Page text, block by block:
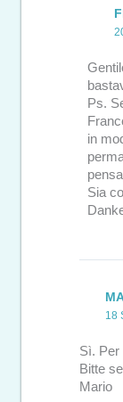
Ps.
in
Sia
18
Sì.
Bitte
Mario